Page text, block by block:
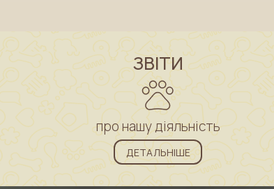
ЗВІТИ
про нашу діяльність
ДЕТАЛЬНІШЕ